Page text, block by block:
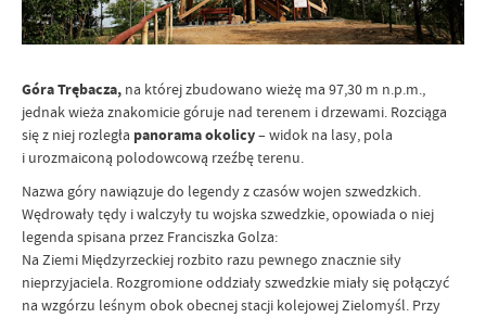
Góra Trębacza, na której zbudowano wieżę ma 97,30 m n.p.m.,
jednak wieża znakomicie góruje nad terenem i drzewami. Rozciąga
się z niej rozległa panorama okolicy– widok na lasy, pola
i urozmaiconą polodowcową rzeźbę terenu.
Nazwa góry nawiązuje do legendy z czasów wojen szwedzkich.
Wędrowały tędy i walczyły tu wojska szwedzkie, opowiada o niej
legenda spisana przez Franciszka Golza:
Na Ziemi Międzyrzeckiej rozbito razu pewnego znacznie siły
nieprzyjaciela. Rozgromione oddziały szwedzkie miały się połączyć
na wzgórzu leśnym obok obecnej stacji kolejowej Zielomyśl. Przy